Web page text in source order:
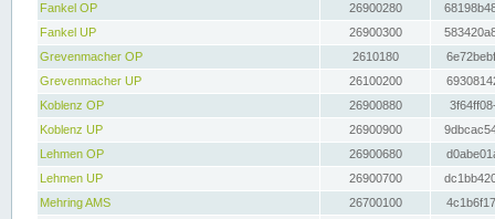
Fankel OP
26900280
Fankel UP
26900300
Grevenmacher OP
2610180
Grevenmacher UP
26100200
Koblenz OP
26900880
Koblenz UP
26900900
Lehmen OP
26900680
Lehmen UP
26900700
Mehring AMS
26700100